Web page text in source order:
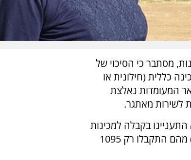
מסתבר כי הסיכוי של
כללית (חילונית או
32% בלבד. שאר המעומדות נאלצת
לשירות מאתגר.
בקבלה למכינות
3431 נשים (57% מהמתעניינים) מהם התקבלו רק 1095